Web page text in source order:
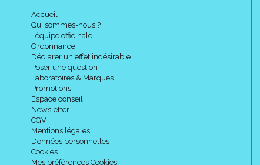
Accueil
Qui sommes-nous ?
L’équipe officinale
Ordonnance
Déclarer un effet indésirable
Poser une question
Laboratoires & Marques
Promotions
Espace conseil
Newsletter
CGV
Mentions légales
Données personnelles
Cookies
Mes préférences Cookies